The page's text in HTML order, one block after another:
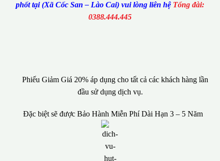
phốt tại (Xã Cốc San – Lào Cai) vui lòng liên hệ Tổng đài:
0388.444.445
đầu sử dụng dịch vụ.